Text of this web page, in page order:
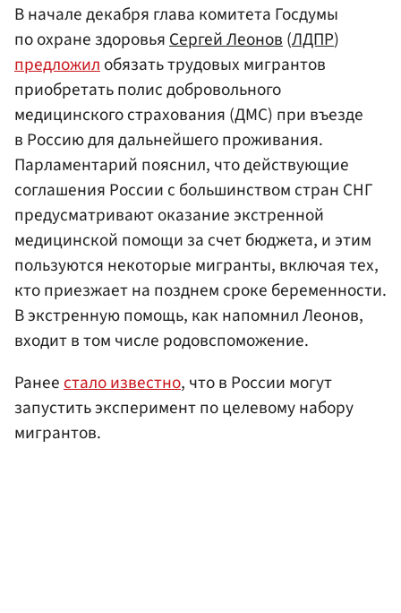
В начале декабря глава комитета Госдумы
по охране здоровьяСергей Леонов(ЛДПР)
предложилобязать трудовых мигрантов
приобретать полис добровольного
медицинского страхования (ДМС) при въезде
в Россию для дальнейшего проживания.
Парламентарий пояснил, что действующие
соглашения России с большинством стран СНГ
предусматривают оказание экстренной
медицинской помощи за счет бюджета, и этим
пользуются некоторые мигранты, включая тех,
кто приезжает на позднем сроке беременности.
В экстренную помощь, как напомнил Леонов,
входит в том числе родовспоможение.
Ранеестало известно, что в России могут
запустить эксперимент по целевому набору
мигрантов.